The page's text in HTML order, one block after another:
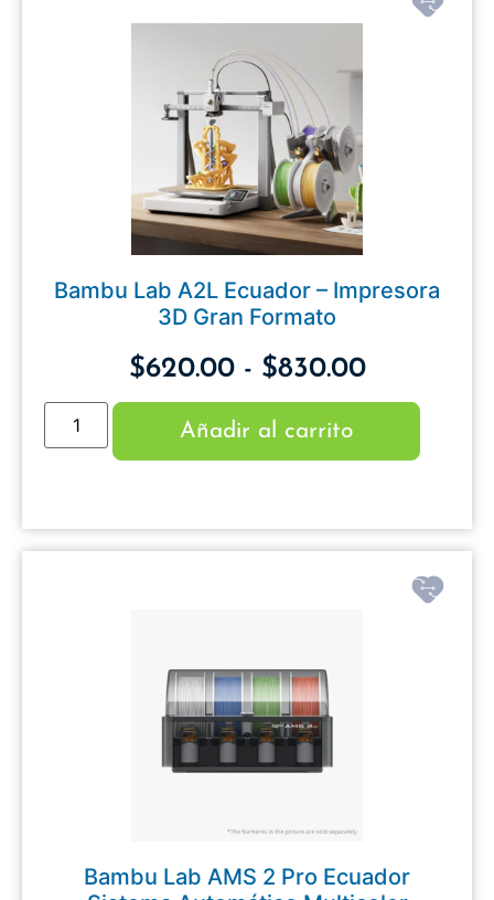
Bambu Lab A2L Ecuador – Impresora
3D Gran Formato
$620.00 - $830.00
Añadir al carrito
Bambu Lab AMS 2 Pro Ecuador